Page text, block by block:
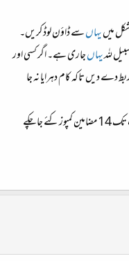
یہاںسے ڈاؤن لوڈ کریں۔
للہیہاںجاری ہے۔ اگر کسی اور
دے دیں تاکہ کام دہرایا نہ جا
چھوٹے بڑے تقریباً 460 مضامین ہیں جن میں سے اب تک 14 مضامین کمپوز کئے جا چکے